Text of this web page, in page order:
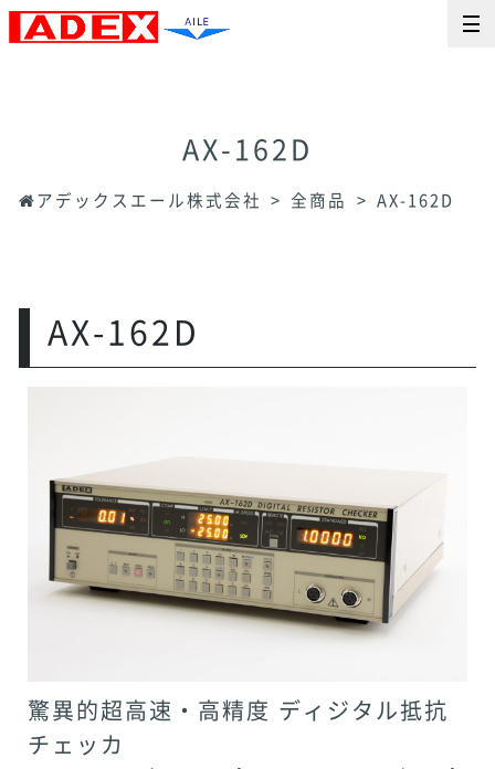
AX-162D
アデックスエール株式会社 全商品 AX-162D
AX-162D
驚異的超高速・高精度 ディジタル抵抗
チェッカ